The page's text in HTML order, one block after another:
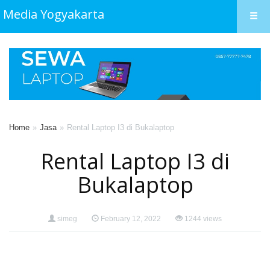
Media Yogyakarta
Home Jasa Rental Laptop I3 di Bukalaptop
Rental Laptop I3 di
Bukalaptop
simeg February 12, 2022 1244 views